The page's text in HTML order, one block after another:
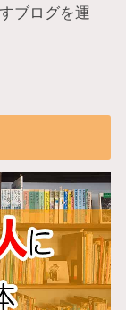
ブログを運